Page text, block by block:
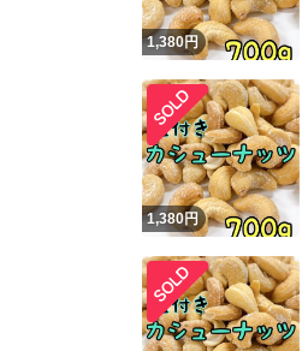
1,380円
1,380円